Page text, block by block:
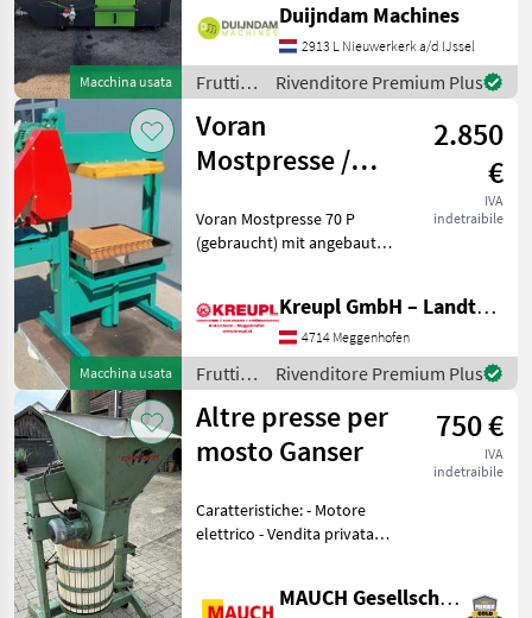
Macchina usata
Papiertopfmaschine mit 4
Produktionslinien, Baujahr
2020.Die Maschine befindet
sich in gutem Zustand und
wurde nur
Duijndam Machines
2913 L Nieuwerkerk a/d IJssel
Frutticoltura
/
Sonstige
Rivenditore Premium Plus
Macchina usata
Voran
Mostpresse /
2.850
€
IVA
indetraibile
Voran Mostpresse 70 P
(gebraucht) mit angebauter
angebauter Mühle! Mit
Presstücher und
Presseinlagen! Ölwechse
Kreupl GmbH – Landtechnik – Schlosserei – Anhänger
4714 Meggenhofen
Frutticoltura
/ Voran
Rivenditore Premium Plus
Altre presse per
mosto Ganser
750 €
IVA
indetraibile
Caratteristiche: - Motore
elettrico - Vendita privata! -
potervi dedicare tutto il
MAUCH Gesellschaft m.b.H. & Co.KG